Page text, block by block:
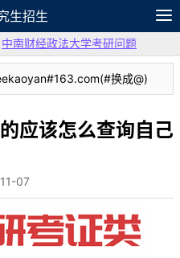
生招生
笔记
论坛
中南财经政法大学考研问题
换成@)
应该怎么查询自己
07